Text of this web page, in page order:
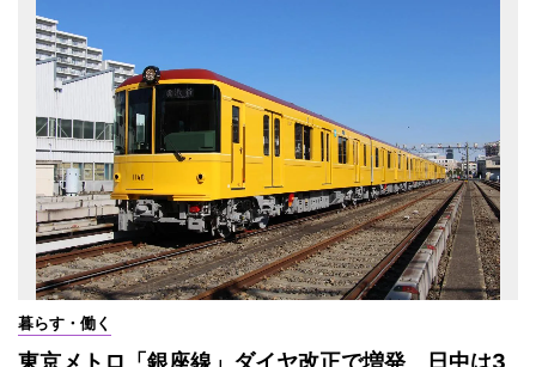
暮らす・働く
東京メトロ「銀座線」ダイヤ改正で増発 日中は3